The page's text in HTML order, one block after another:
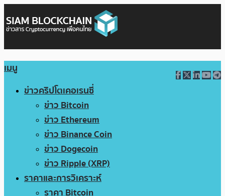
เมนู
ข่าวคริปโตเคอเรนซี่
ข่าว Bitcoin
ข่าว Ethereum
ข่าว Binance Coin
ข่าว Dogecoin
ข่าว Ripple (XRP)
ราคาและการวิเคราะห์
ราคา Bitcoin